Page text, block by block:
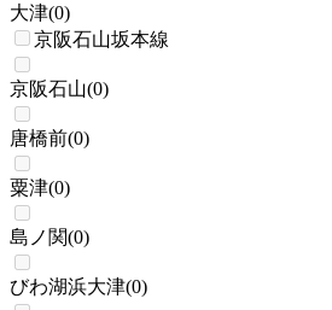
大津(0)
京阪石山坂本線
京阪石山(0)
唐橋前(0)
粟津(0)
島ノ関(0)
びわ湖浜大津(0)